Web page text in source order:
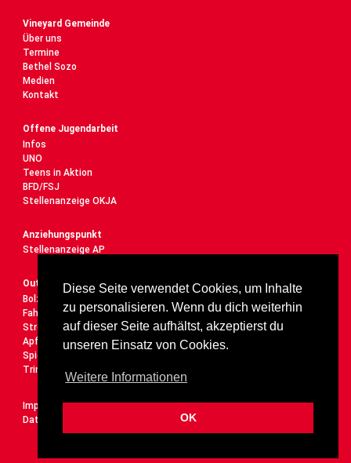
Diese Seite verwendet Cookies, um Inhalte
zu personalisieren. Wenn du dich weiterhin
auf dieser Seite aufhältst, akzeptierst du
unseren Einsatz von Cookies.
Weitere Informationen
OK
Vineyard Gemeinde
Über uns
Termine
Bethel Sozo
Medien
Kontakt
Offene Jugendarbeit
Infos
UNO
Teens in Aktion
BFD/FSJ
Stellenanzeige OKJA
Anziehungspunkt
Stellenanzeige AP
Outdoor
Bolzplatz
Fahrrad-Service-Station
Street-Workout-Anlage
Apfelbaumparade
Spielplatz
Trinkbrunnen
Impressum
Datenschutz